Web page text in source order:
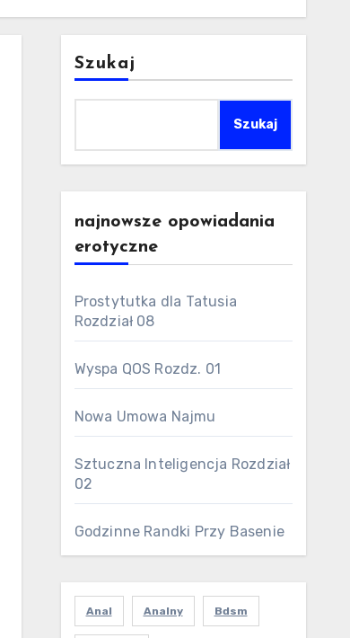
Szukaj
Szukaj
najnowsze opowiadania
erotyczne
Prostytutka dla Tatusia
Rozdział 08
Wyspa QOS Rozdz. 01
Nowa Umowa Najmu
Sztuczna Inteligencja Rozdział
02
Godzinne Randki Przy Basenie
Anal Analny Bdsm